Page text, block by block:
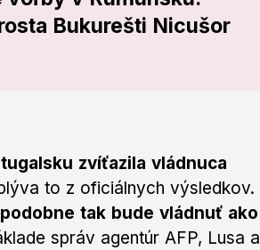
Bukurešti Nicušor
zvíťazila vládnuca
to z oficiálnych výsledkov.
tak bude vládnuť ako
správ agentúr AFP, Lusa a